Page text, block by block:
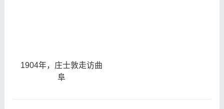
1904年，庄士敦走访曲
阜